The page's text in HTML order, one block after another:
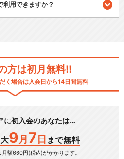
利用できますか？
方は初月無料!!
く場合は入会日から14日間無料
に初入会のあなたは…
9 月 7 日 まで無料
額660円(税込)がかかります。